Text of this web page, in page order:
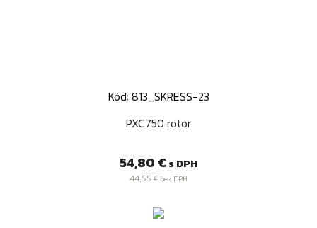
Kód: 813_SKRESS-23
PXC750 rotor
Cena
54,80 € s DPH
44,55 € bez DPH